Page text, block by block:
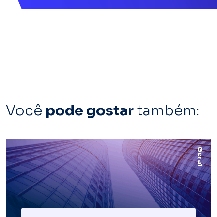
Você pode gostartambém:
Geral